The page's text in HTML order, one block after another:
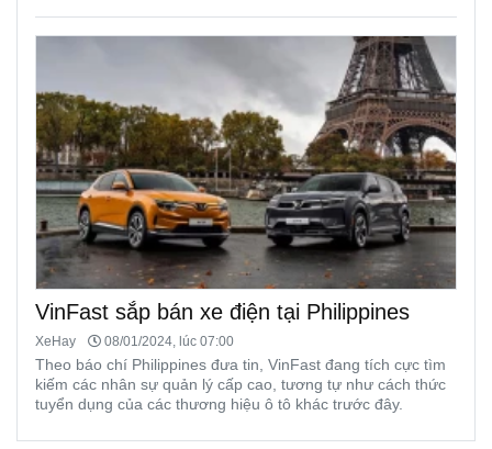
VinFast sắp bán xe điện tại Philippines
XeHay 08/01/2024, lúc 07:00
Theo báo chí Philippines đưa tin, VinFast đang tích cực tìm
kiếm các nhân sự quản lý cấp cao, tương tự như cách thức
tuyển dụng của các thương hiệu ô tô khác trước đây.